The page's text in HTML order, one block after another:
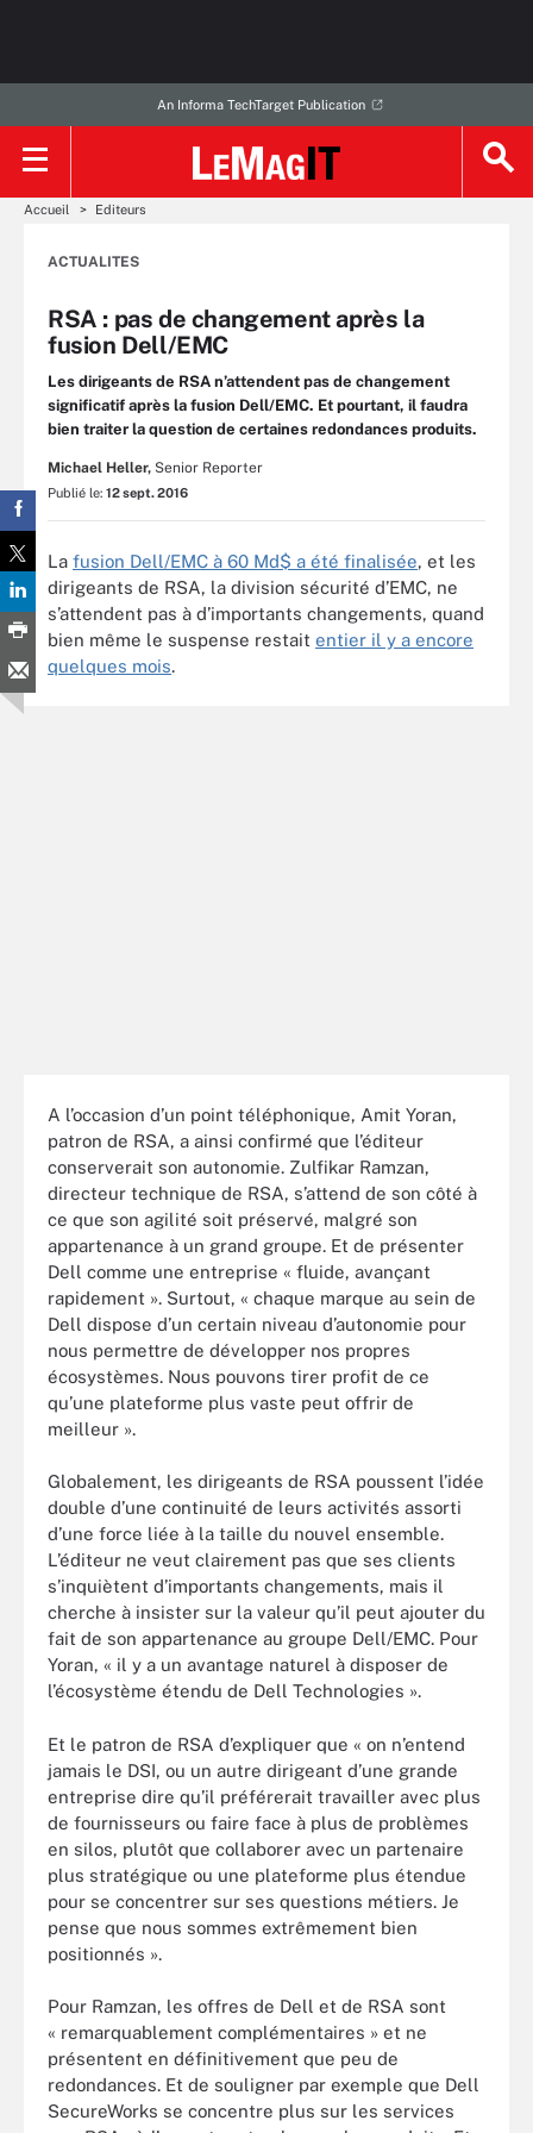
An Informa TechTarget Publication
Accueil Editeurs
ACTUALITES
RSA : pas de changement après la
fusion Dell/EMC
Les dirigeants de RSA n’attendent pas de changement
significatif après la fusion Dell/EMC. Et pourtant, il faudra
bien traiter la question de certaines redondances produits.
Michael Heller, Senior Reporter
Publié le: 12 sept. 2016
La fusion Dell/EMC à 60 Md$ a été finalisée, et les
dirigeants de RSA, la division sécurité d’EMC, ne
s’attendent pas à d’importants changements, quand
bien même le suspense restait entier il y a encore
quelques mois.
A l’occasion d’un point téléphonique, Amit Yoran,
patron de RSA, a ainsi confirmé que l’éditeur
conserverait son autonomie. Zulfikar Ramzan,
directeur technique de RSA, s’attend de son côté à
ce que son agilité soit préservé, malgré son
appartenance à un grand groupe. Et de présenter
Dell comme une entreprise « fluide, avançant
rapidement ». Surtout, « chaque marque au sein de
Dell dispose d’un certain niveau d’autonomie pour
nous permettre de développer nos propres
écosystèmes. Nous pouvons tirer profit de ce
qu’une plateforme plus vaste peut offrir de
meilleur ».
Globalement, les dirigeants de RSA poussent l’idée
double d’une continuité de leurs activités assorti
d’une force liée à la taille du nouvel ensemble.
L’éditeur ne veut clairement pas que ses clients
s’inquiètent d’importants changements, mais il
cherche à insister sur la valeur qu’il peut ajouter du
fait de son appartenance au groupe Dell/EMC. Pour
Yoran, « il y a un avantage naturel à disposer de
l’écosystème étendu de Dell Technologies ».
Et le patron de RSA d’expliquer que « on n’entend
jamais le DSI, ou un autre dirigeant d’une grande
entreprise dire qu’il préférerait travailler avec plus
de fournisseurs ou faire face à plus de problèmes
en silos, plutôt que collaborer avec un partenaire
plus stratégique ou une plateforme plus étendue
pour se concentrer sur ses questions métiers. Je
pense que nous sommes extrêmement bien
positionnés ».
Pour Ramzan, les offres de Dell et de RSA sont
« remarquablement complémentaires » et ne
présentent en définitivement que peu de
redondances. Et de souligner par exemple que Dell
SecureWorks se concentre plus sur les services